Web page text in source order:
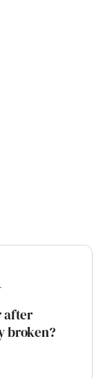
after
broken?